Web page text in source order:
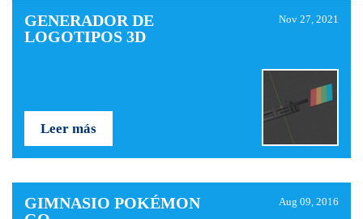
GENERADOR DE
LOGOTIPOS 3D
Nov 27, 2021
Leer más
GIMNASIO POKÉMON
Aug 09, 2016